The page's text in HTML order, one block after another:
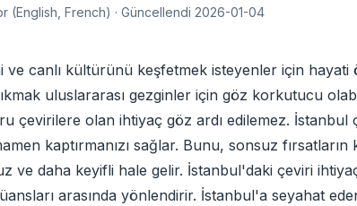
(English, French) · Güncellendi 2026-01-04
canlı kültürünü keşfetmek isteyenler için hayati
uluslararası gezginler için göz korkutucu
olan ihtiyaç göz ardı edilemez. İstanbul
kaptırmanızı sağlar. Bunu, sonsuz
ve daha keyifli hale gelir. İstanbul'daki çeviri
arasında yönlendirir. İstanbul'a seyahat